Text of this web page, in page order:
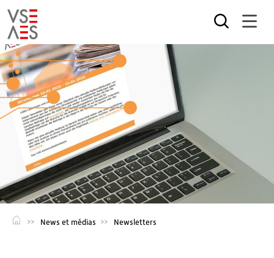
Aller
au
contenu
principal
News et médias Newsletters